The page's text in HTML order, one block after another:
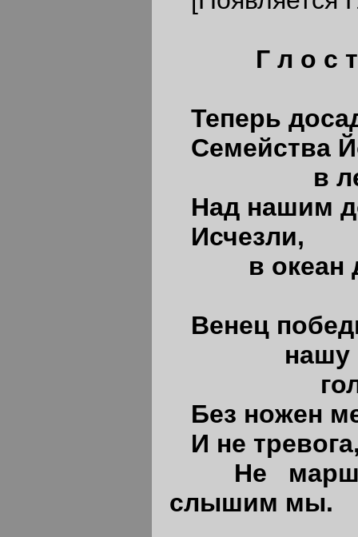
Г л о с т
Теперь
Семейства
в лето
Над нашим
Исчезли,
в океан
Венец
нашу
голову
Без ножен
И не
Не
слышим мы.